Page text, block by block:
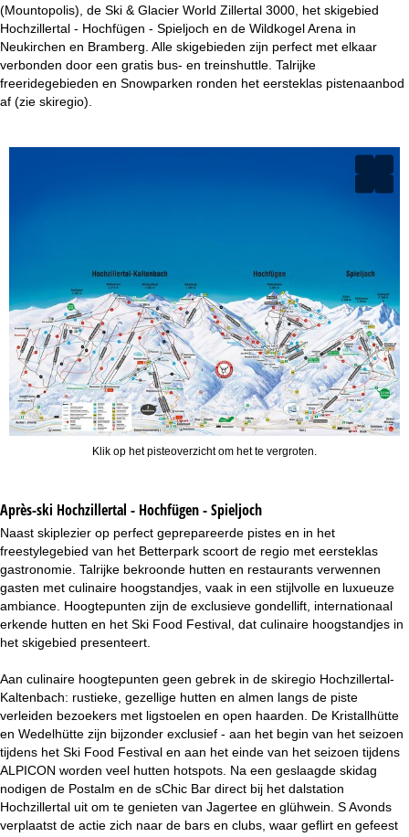
(Mountopolis), de Ski & Glacier World Zillertal 3000, het skigebied
Hochzillertal - Hochfügen - Spieljoch en de Wildkogel Arena in
Neukirchen en Bramberg. Alle skigebieden zijn perfect met elkaar
verbonden door een gratis bus- en treinshuttle. Talrijke
freeridegebieden en Snowparken ronden het eersteklas pistenaanbod
af (zie skiregio).
Klik op het pisteoverzicht om het te vergroten.
Après-ski Hochzillertal - Hochfügen - Spieljoch
Naast skiplezier op perfect geprepareerde pistes en in het
freestylegebied van het Betterpark scoort de regio met eersteklas
gastronomie. Talrijke bekroonde hutten en restaurants verwennen
gasten met culinaire hoogstandjes, vaak in een stijlvolle en luxueuze
ambiance. Hoogtepunten zijn de exclusieve gondellift, internationaal
erkende hutten en het Ski Food Festival, dat culinaire hoogstandjes in
het skigebied presenteert.
Aan culinaire hoogtepunten geen gebrek in de skiregio Hochzillertal-
Kaltenbach: rustieke, gezellige hutten en almen langs de piste
verleiden bezoekers met ligstoelen en open haarden. De Kristallhütte
en Wedelhütte zijn bijzonder exclusief - aan het begin van het seizoen
tijdens het Ski Food Festival en aan het einde van het seizoen tijdens
ALPICON worden veel hutten hotspots. Na een geslaagde skidag
nodigen de Postalm en de sChic Bar direct bij het dalstation
Hochzillertal uit om te genieten van Jagertee en glühwein. S Avonds
verplaatst de actie zich naar de bars en clubs, waar geflirt en gefeest